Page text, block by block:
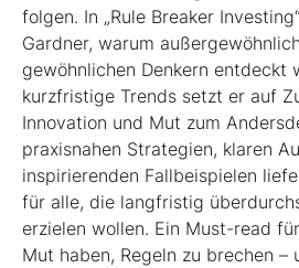
folgen. In „Rule Breaker
Gardner, warum
gewöhnlichen Denkern entdeckt
kurzfristige Trends setzt er auf
Innovation und Mut zum
praxisnahen Strategien, klaren
inspirierenden Fallbeispielen
für alle, die langfristig
erzielen wollen. Ein Must-read
Mut haben, Regeln zu brechen –